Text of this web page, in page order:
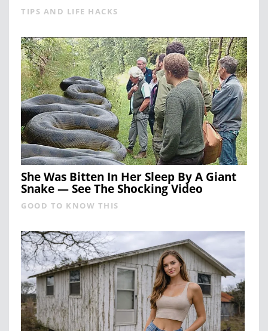
TIPS AND LIFE HACKS
She Was Bitten In Her Sleep By A Giant
Snake — See The Shocking Video
GOOD TO KNOW THIS